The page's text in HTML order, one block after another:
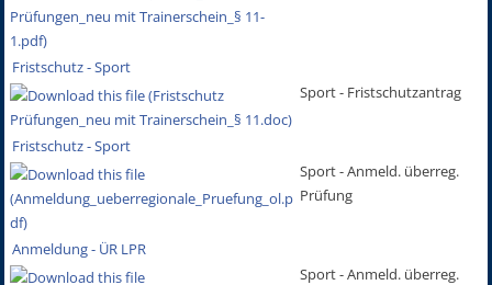
Fristschutz - Sport
Fristschutz - Sport
Sport - Fristschutzantrag
Anmeldung - ÜR LPR
Sport - Anmeld. überreg.
Prüfung
Sport - Anmeld. überreg.